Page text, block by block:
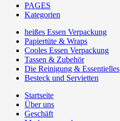
PAGES
Kategorien
heißes Essen Verpackung
Papiertüte & Wraps
Cooles Essen Verpackung
Tassen & Zubehör
Die Reinigung & Essentielles
Besteck und Servietten
Startseite
Über uns
Geschäft